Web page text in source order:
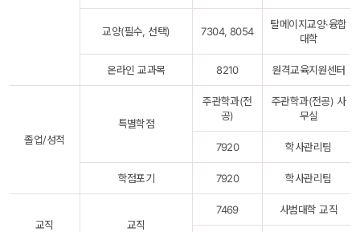
교양(필수, 선택) 7304, 8054
탈메이지교양·융합
대학
온라인 교과목 8210 원격교육지원센터
졸업/성적
특별학점
주관학과(전
공)
주관학과(전공) 사
무실
7920 학사관리팀
학점포기 7920 학사관리팀
교직 교직
7469 사범대학 교직